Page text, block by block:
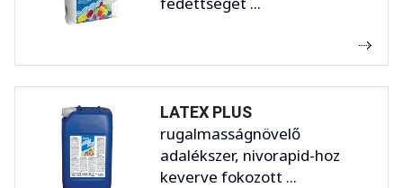
LATEX PLUS
rugalmasságnövelő
adalékszer, nivorapid-hoz
keverve fokozott ...